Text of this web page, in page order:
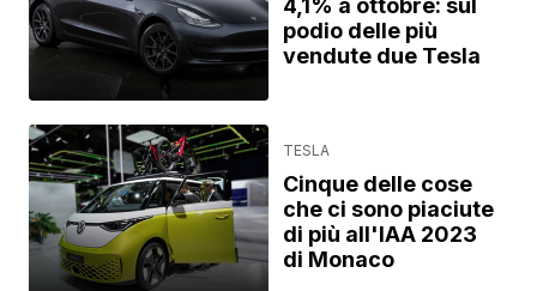
podio delle più
vendute due Tesla
TESLA
Cinque delle cose
che ci sono piaciute
di più all'IAA 2023
di Monaco